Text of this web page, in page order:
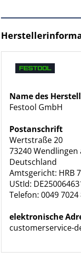
Name des
Festool GmbH
Postanschrift
Wertstraße 20
73240 Wendlingen
Deutschland
Amtsgericht: HRB
UStId:
Telefon: 0049 7024
elektronische
customerservice-